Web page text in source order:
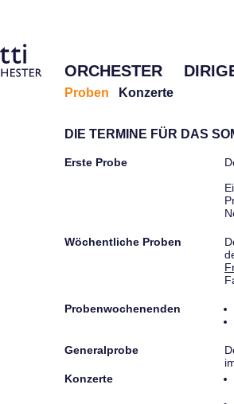
ORCHESTER
Proben Konzerte
DIE TERMINE FÜR DAS
Erste Probe
Wöchentliche Proben
Probenwochenenden
Generalprobe
Konzerte